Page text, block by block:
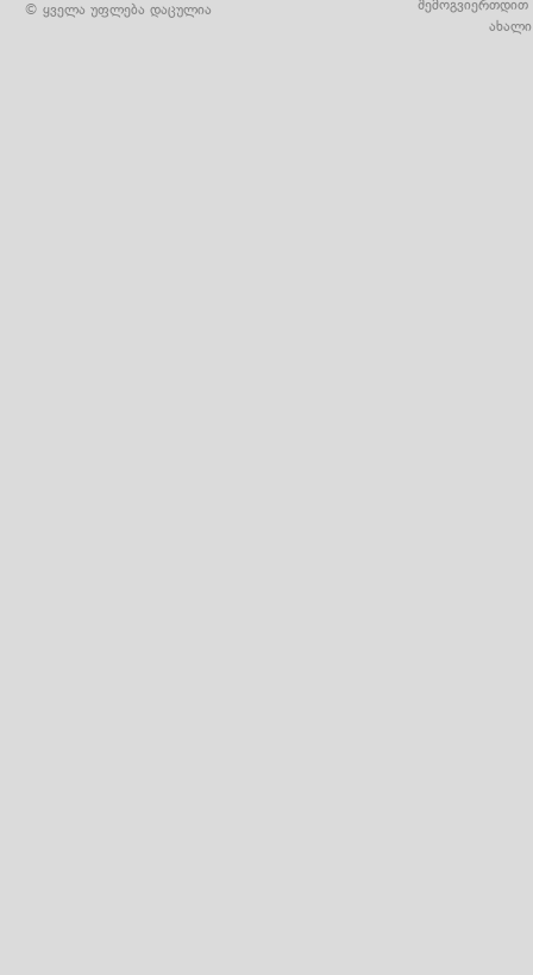
© ყველა უფლება დაცულია
შემოგვიერთდით
ახალი